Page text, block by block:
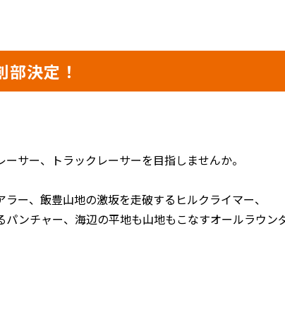
部決定！
サー、トラックレーサーを目指しませんか。
ー、飯豊山地の激坂を走破するヒルクライマー、
ンチャー、海辺の平地も山地もこなすオールラウン